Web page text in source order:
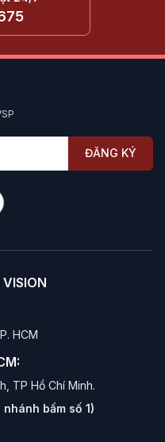
ĐĂNG KÝ
HCM
TP Hồ Chí Minh.
bấm số 1)